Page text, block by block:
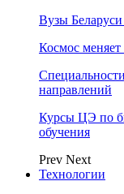
Вузы Беларуси
Космос
направлений
Курсы ЦЭ по
обучения
Prev Next
Технологии